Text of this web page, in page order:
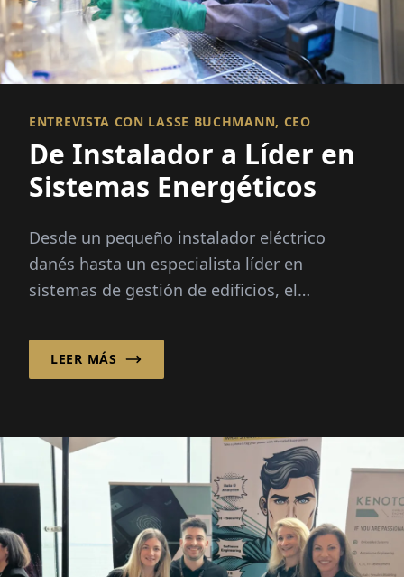
ENTREVISTA CON LASSE BUCHMANN, CEO
De Instalador a Líder en
Sistemas Energéticos
Desde un pequeño instalador eléctrico
danés hasta un especialista líder en
sistemas de gestión de edificios, el
por el aumento...
LEER MÁS